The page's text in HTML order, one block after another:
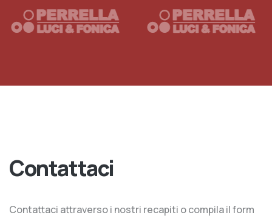
Contattaci
Contattaci attraverso i nostri recapiti o compila il form